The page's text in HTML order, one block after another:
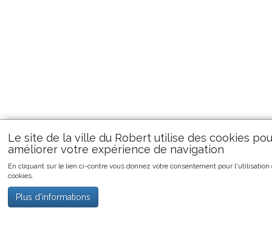
Le site de la ville du Robert utilise des cookies
améliorer votre expérience de navigation
En cliquant sur le lien ci-contre vous donnez votre consentement pour l'utilisation
cookies.
Plus d'informations